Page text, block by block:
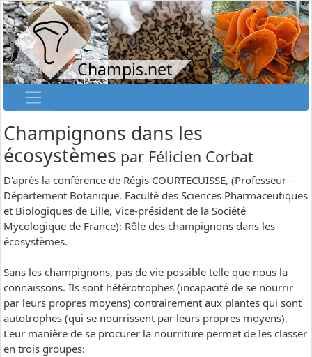
Champis.net
Champignons dans les
écosystèmes par Félicien Corbat
D'après la conférence de Régis COURTECUISSE, (Professeur -
Département Botanique. Faculté des Sciences Pharmaceutiques
et Biologiques de Lille, Vice-président de la Société
Mycologique de France): Rôle des champignons dans les
écosystèmes.
Sans les champignons, pas de vie possible telle que nous la
connaissons. Ils sont hétérotrophes (incapacité de se nourrir
par leurs propres moyens) contrairement aux plantes qui sont
autotrophes (qui se nourrissent par leurs propres moyens).
Leur manière de se procurer la nourriture permet de les classer
en trois groupes: